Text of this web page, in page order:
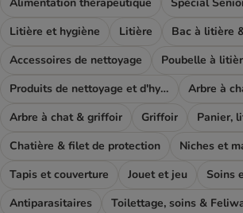
Litière et hygiène
Litière
Accessoires de nettoyage
Poubelle à
Produits de nettoyage et d'hygiène
Arbre à
Arbre à chat & griffoir
Griffoir
Panier,
Chatière & filet de protection
Tapis et couverture
Jouet et jeu
Soins
Antiparasitaires
Toilettage, soins &